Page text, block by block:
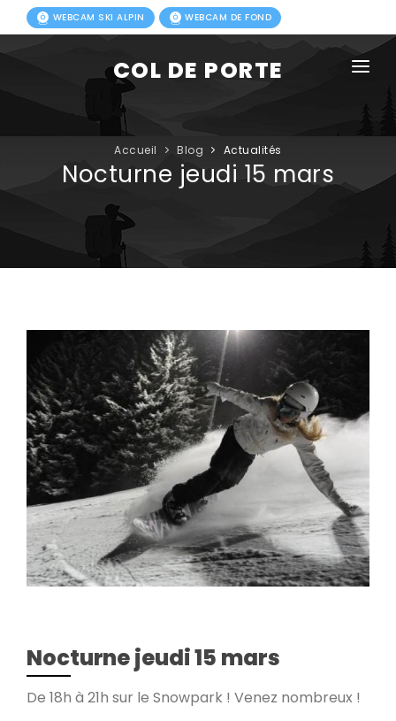
WEBCAM SKI ALPIN WEBCAM DE FOND
COL DE PORTE
FORFAITS
ACTIVITÉS ÉTÉ
Accueil Blog Actualités
Nocturne jeudi 15 mars
Nocturne jeudi 15 mars
De 18h à 21h sur le Snowpark ! Venez nombreux !